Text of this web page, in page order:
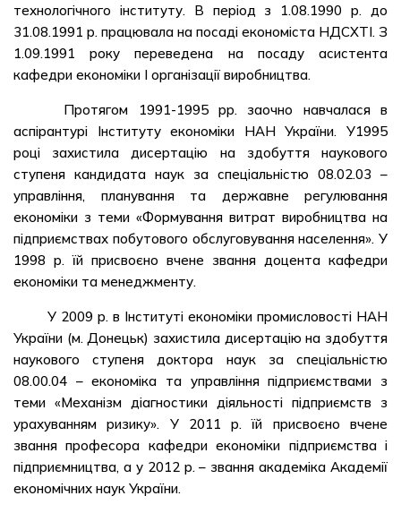
технологічного інституту. В період з 1.08.1990 р. до
31.08.1991 р. працювала на посаді економіста НДСХТІ. З
1.09.1991 року переведена на посаду асистента
кафедри економіки І організації виробництва.
Протягом 1991-1995 рр. заочно навчалася в
аспірантурі Інституту економіки НАН України. У1995
році захистила дисертацію на здобуття наукового
ступеня кандидата наук за спеціальністю 08.02.03 –
управління, планування та державне регулювання
економіки з теми «Формування витрат виробництва на
підприємствах побутового обслуговування населення». У
1998 р. їй присвоєно вчене звання доцента кафедри
економіки та менеджменту.
У 2009 р. в Інституті економіки промисловості НАН
України (м. Донецьк) захистила дисертацію на здобуття
наукового ступеня доктора наук за спеціальністю
08.00.04 – економіка та управління підприємствами з
теми «Механізм діагностики діяльності підприємств з
урахуванням ризику». У 2011 р. їй присвоєно вчене
звання професора кафедри економіки підприємства і
підприємництва, а у 2012 р. – звання академіка Академії
економічних наук України.